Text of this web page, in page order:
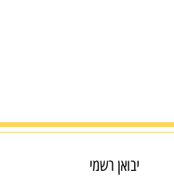
יבואן רשמי